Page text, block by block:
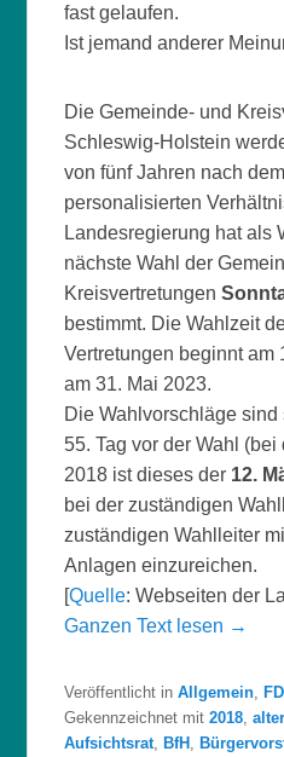
fast gelaufen.
Ist jemand anderer
Die Gemeinde- und
Schleswig-Holstein
von fünf Jahren nach
personalisierten
Landesregierung hat als
nächste Wahl der
Kreisvertretungen
bestimmt. Die Wahlzeit
Vertretungen beginnt am
am 31. Mai 2023.
Die Wahlvorschläge
55. Tag vor der Wahl (bei
2018 ist dieses der 12.
bei der zuständigen
zuständigen Wahlleiter
Anlagen einzureichen.
[Quelle: Webseiten der
Ganzen Text lesen →
Veröffentlicht in Allgemein ,
Gekennzeichnet mit 2018 ,
Aufsichtsrat ,BfH ,